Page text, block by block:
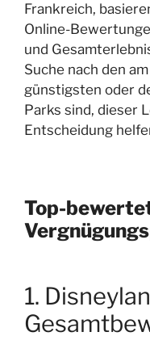
Frankreich,
Online-
und
Suche nach den
günstigsten oder
Parks sind, dieser
Entscheidung
Top-
1.